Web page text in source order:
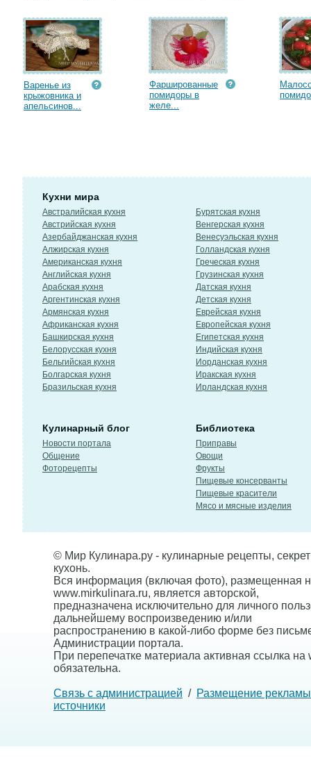
Варенье из
крыжовника и
апельсинов...
Фаршированные
помидоры в
желе...
Кухни мира
Австралийская кухня
Австрийская кухня
Азербайджанская кухня
Алжирская кухня
Американская кухня
Английская кухня
Арабская кухня
Аргентинская кухня
Армянская кухня
Африканская кухня
Башкирская кухня
Белорусская кухня
Бельгийская кухня
Болгарская кухня
Бразильская кухня
Бурятская кухня
Венгерская кухня
Венесуэльская кухня
Голландская кухня
Греческая кухня
Грузинская кухня
Датская кухня
Детская кухня
Еврейская кухня
Европейская кухня
Египетская кухня
Индийская кухня
Иорданская кухня
Иракская кухня
Ирландская кухня
Кулинарный блог
Новости портала
Общение
Фоторецепты
Библиотека
Приправы
Овощи
Фрукты
Пищевые консерванты
Пищевые красители
Мясо и мясные изделия
© Мир Кулинара.ру - кулинарные рецепты,
кухонь.
Вся информация (включая фото), размещенная
www.mirkulinara.ru, является авторской,
предназначена исключительно для личного
дальнейшему воспроизведению и/или
распространению в какой-либо форме без
Администрации портала.
При перепечатке материала активная ссылка на
обязательна.
Связь с администрацией / Размещение рекламы
источники